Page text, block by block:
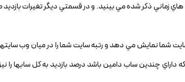
هاي زماني ذکر شده مي بينيد. و در قسمتي ديگر تغيرات
شما نمايش مي دهد و رتبه سايت شما را در ميان وب
چندين ساب دامين باشد درصد بازديد به کل سابها را